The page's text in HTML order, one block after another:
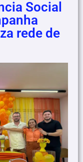
Social
rede de